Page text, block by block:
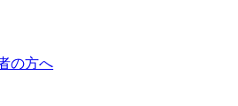
の方へ